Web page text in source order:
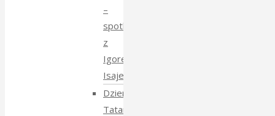
–
spotkanie
z
Igorem
Isajewem
Dzien
Tatarski